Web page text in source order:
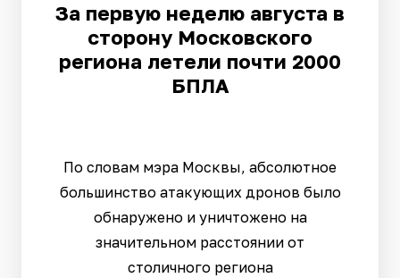
За первую неделю августа в
сторону Московского
региона летели почти 2000
БПЛА
По словам мэра Москвы, абсолютное
большинство атакующих дронов было
обнаружено и уничтожено на
значительном расстоянии от
столичного региона